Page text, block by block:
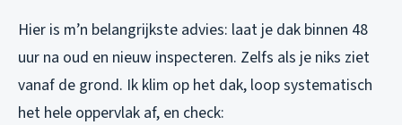
Hier is m’n belangrijkste advies: laat je dak binnen 48
uur na oud en nieuw inspecteren. Zelfs als je niks ziet
vanaf de grond. Ik klim op het dak, loop systematisch
het hele oppervlak af, en check: